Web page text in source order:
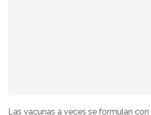
Las vacunas a veces se formulan con